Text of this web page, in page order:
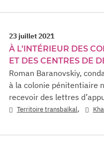
23 juillet 2021
À L’INTÉRIEUR DES
ET DES CENTRES DE
Roman Baranovskiy,
à la colonie pénitentiaire
recevoir des lettres
Territoire transbaïkal,